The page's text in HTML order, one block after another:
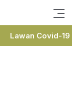
Lawan Covid-19